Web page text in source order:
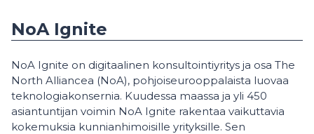
NoA Ignite
NoA Ignite on digitaalinen konsultointiyritys ja osa The
North Alliancea (NoA), pohjoiseurooppalaista luovaa
teknologiakonsernia. Kuudessa maassa ja yli 450
asiantuntijan voimin NoA Ignite rakentaa vaikuttavia
kokemuksia kunnianhimoisille yrityksille. Sen